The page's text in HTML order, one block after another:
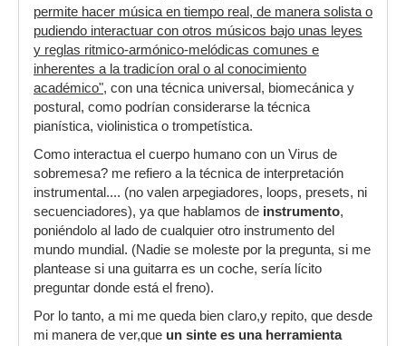
permite hacer música en tiempo real, de manera solista o
pudiendo interactuar con otros músicos bajo unas leyes
y reglas ritmico-armónico-melódicas comunes e
inherentes a la tradicíon oral o al conocimiento
académico", con una técnica universal, biomecánica y
postural, como podrían considerarse la técnica
pianística, violinistica o trompetística.
Como interactua el cuerpo humano con un Virus de
sobremesa? me refiero a la técnica de interpretación
instrumental.... (no valen arpegiadores, loops, presets, ni
secuenciadores), ya que hablamos de instrumento,
poniéndolo al lado de cualquier otro instrumento del
mundo mundial. (Nadie se moleste por la pregunta, si me
plantease si una guitarra es un coche, sería lícito
preguntar donde está el freno).
Por lo tanto, a mi me queda bien claro,y repito, que desde
mi manera de ver,que un sinte es una herramienta